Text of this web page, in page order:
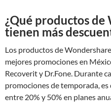
¿Qué productos de
tienen más
Los productos de
mejores promociones en
Recoverit y Dr.Fone. Durante
promociones de temporada,
entre 20% y 50% en planes